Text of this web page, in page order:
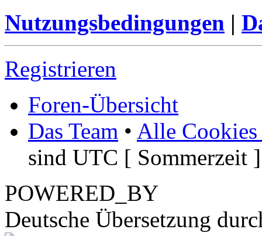
Nutzungsbedingungen |
Registrieren
Foren-Übersicht
Das Team • Alle Cookies
sind UTC [ Sommerzeit ]
POWERED_BY
Deutsche Übersetzung